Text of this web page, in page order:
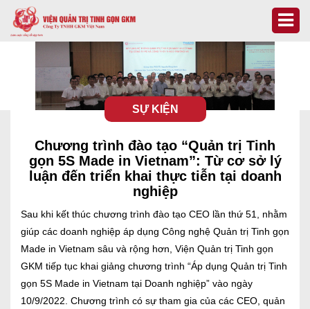
SỰ KIỆN
Chương trình đào tạo “Quản trị Tinh
gọn 5S Made in Vietnam”: Từ cơ sở lý
luận đến triển khai thực tiễn tại doanh
nghiệp
Sau khi kết thúc chương trình đào tạo CEO lần thứ 51, nhằm
giúp các doanh nghiệp áp dụng Công nghệ Quản trị Tinh gọn
Made in Vietnam sâu và rộng hơn, Viện Quản trị Tinh gọn
GKM tiếp tục khai giảng chương trình “Áp dụng Quản trị Tinh
gọn 5S Made in Vietnam tại Doanh nghiệp” vào ngày
10/9/2022. Chương trình có sự tham gia của các CEO, quản